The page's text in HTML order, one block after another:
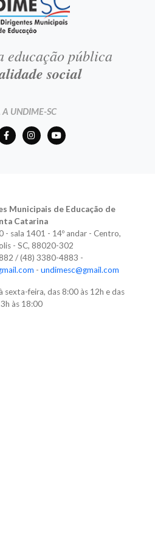
educação pública
social
A UNDIME-SC
Municipais de Educação de
Catarina
- sala 1401 - 14º andar - Centro,
- SC, 88020-302
/ (48) 3380-4883 -
- undimesc@gmail.com
sexta-feira, das 8:00 às 12h e das
às 18:00